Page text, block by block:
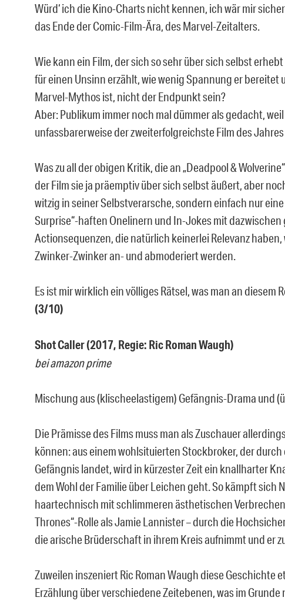
Würd‘ ich die Kino-Charts nicht kennen, ich wär mir
das Ende der Comic-Film-Ära, des Marvel-Zeitalters.
Wie kann ein Film, der sich so sehr über sich selbst
für einen Unsinn erzählt, wie wenig Spannung er bereitet
Marvel-Mythos ist, nicht der Endpunkt sein?
Aber: Publikum immer noch mal dümmer als gedacht, weil
unfassbarerweise der zweiterfolgreichste Film des
Was zu all der obigen Kritik, die an „Deadpool &
der Film sie ja präemptiv über sich selbst äußert, aber
witzig in seiner Selbstverarsche, sondern einfach nur
Surprise“-haften Onelinern und In-Jokes mit dazwischen
Actionsequenzen, die natürlich keinerlei Relevanz
Zwinker-Zwinker an- und abmoderiert werden.
Es ist mir wirklich ein völliges Rätsel, was man an diesem
(3/10)
Shot Caller (2017, Regie: Ric Roman Waugh)
bei amazon prime
Mischung aus (klischeelastigem) Gefängnis-Drama und
Die Prämisse des Films muss man als Zuschauer
können: aus einem wohlsituierten Stockbroker, der
Gefängnis landet, wird in kürzester Zeit ein knallharter
dem Wohl der Familie über Leichen geht. So kämpft sich
haartechnisch mit schlimmeren ästhetischen Verbrechen
Thrones“-Rolle als Jamie Lannister – durch die
die arische Brüderschaft in ihrem Kreis aufnimmt und er
Zuweilen inszeniert Ric Roman Waugh diese Geschichte
Erzählung über verschiedene Zeitebenen, was im